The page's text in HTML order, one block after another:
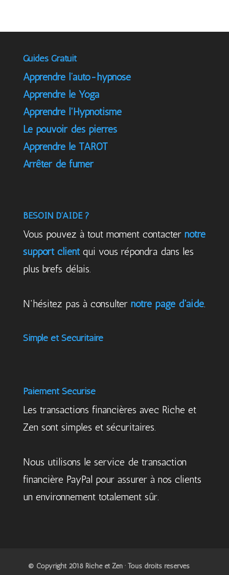
Guides Gratuit
Apprendre l’auto-hypnose
Apprendre le Yoga
Apprendre l'Hypnotisme
Le pouvoir des pierres
Apprendre le TAROT
Arrêter de fumer
BESOIN D’AIDE ?
Vous pouvez à tout moment contacter notre
support clientqui vous répondra dans les
plus brefs délais.
N'hésitez pas à consulter notre page d'aide.
Simple et Sécuritaire
Paiement Sécurisé
Les transactions financières avec Riche et
Zen sont simples et sécuritaires.
Nous utilisons le service de transaction
financière PayPal pour assurer à nos clients
un environnement totalement sûr.
© Copyright 2018 Riche et Zen · Tous droits réservés